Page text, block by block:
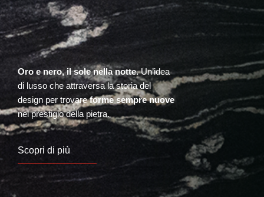
Oro e nero, il sole nella notte.Un’idea
di lusso che attraversa la storia del
design per trovareforme sempre nuove
nel prestigio della pietra.
Scopri di più